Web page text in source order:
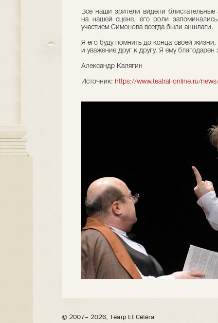
Все наши зрители видели
на нашей сцене, его роли
участием Симонова всегда были аншлаги.
Я его буду помнить до конца своей
и уважение друг к другу. Я ему благодарен
Александр Калягин
Источник: https://www.teatral-online.ru/
© 2007– 2026, Театр Et Cetera